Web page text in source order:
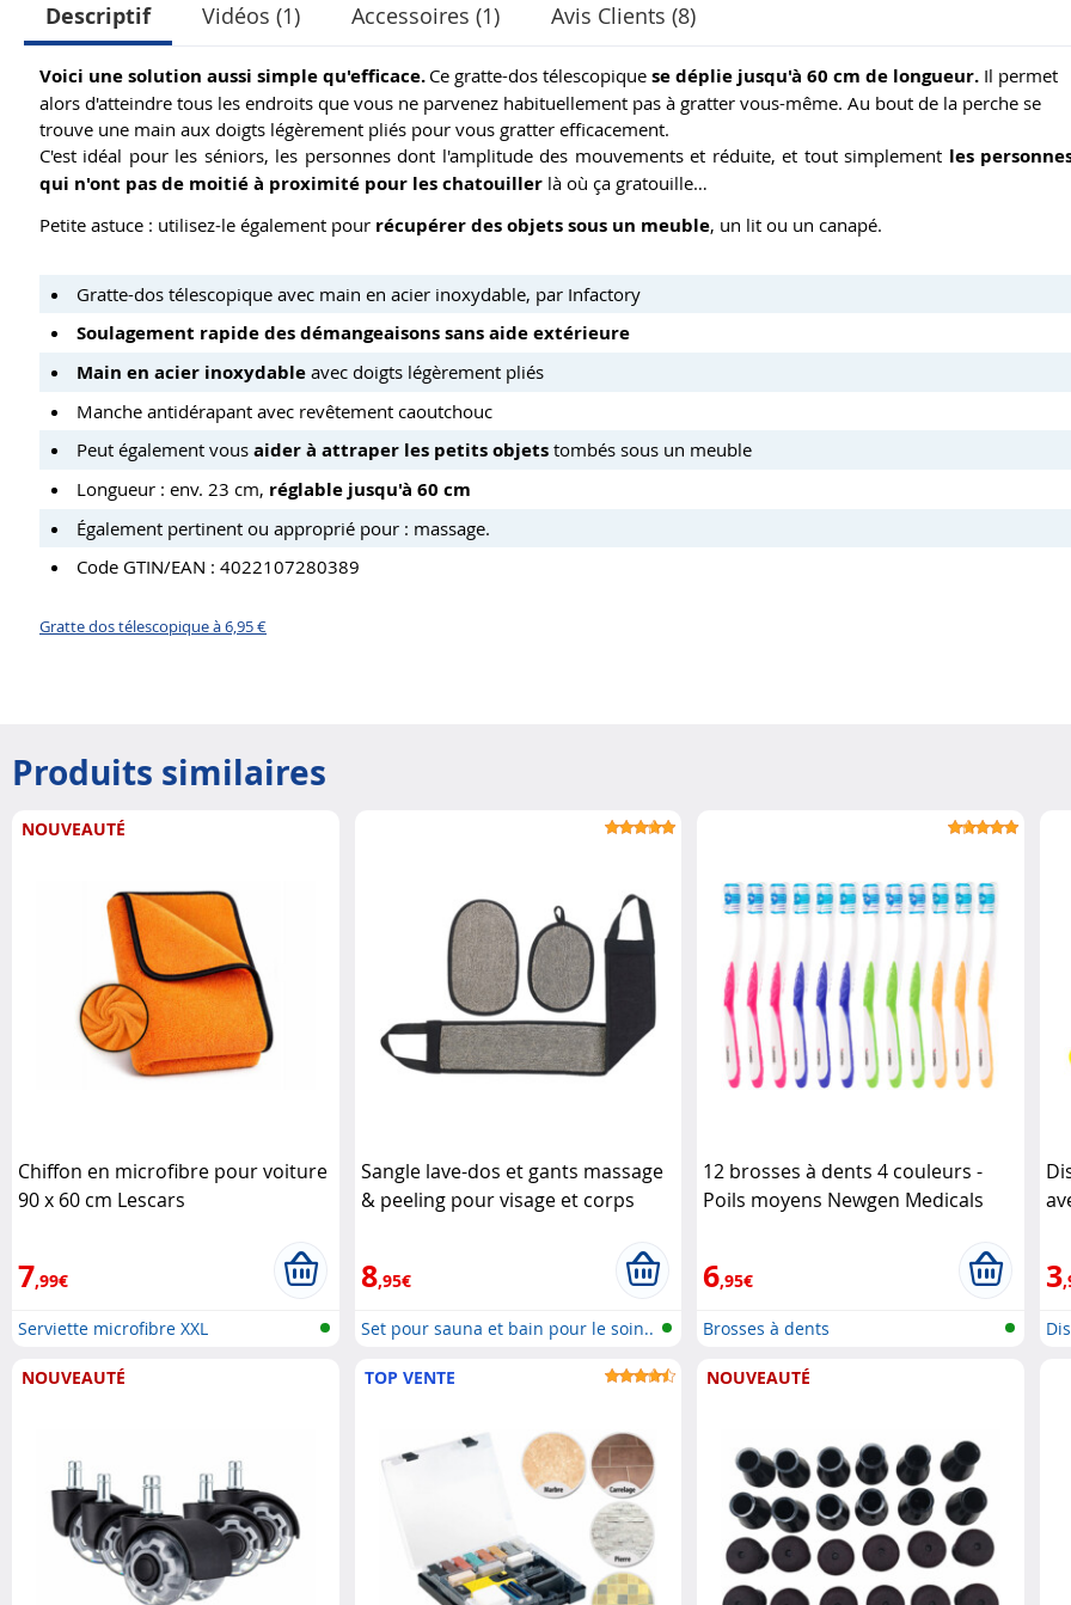
Descriptif Vidéos (1) Accessoires (1) Avis Clients (8)
Voici une solution aussi simple qu'efficace. Ce gratte-dos télescopique se déplie jusqu'à 60 cm de longueur. Il permet
alors d'atteindre tous les endroits que vous ne parvenez habituellement pas à gratter vous-même. Au bout de la perche se
trouve une main aux doigts légèrement pliés pour vous gratter efficacement.
C'est idéal pour les séniors, les personnes dont l'amplitude des mouvements et réduite, et tout simplement les
qui n'ont pas de moitié à proximité pour les chatouiller là où ça gratouille…
Petite astuce : utilisez-le également pour récupérer des objets sous un meuble, un lit ou un canapé.
Gratte-dos télescopique avec main en acier inoxydable, par Infactory
Soulagement rapide des démangeaisons sans aide extérieure
Main en acier inoxydable avec doigts légèrement pliés
Manche antidérapant avec revêtement caoutchouc
Peut également vous aider à attraper les petits objets tombés sous un meuble
Longueur : env. 23 cm, réglable jusqu'à 60 cm
Également pertinent ou approprié pour : massage.
Code GTIN/EAN : 4022107280389
Gratte dos télescopique à 6,95 €
Produits similaires
NOUVEAUTÉ
Chiffon en microfibre pour voiture
90 x 60 cm Lescars
7,99€
Serviette microfibre XXL
Sangle lave-dos et gants massage
& peeling pour visage et corps
8,95€
Set pour sauna et bain pour le soin..
12 brosses à dents 4 couleurs -
Poils moyens Newgen Medicals
6,95€
Brosses à dents
3
NOUVEAUTÉ TOP VENTE NOUVEAUTÉ